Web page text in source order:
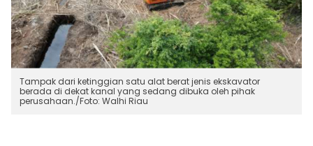
Tampak dari ketinggian satu alat berat jenis ekskavator
berada di dekat kanal yang sedang dibuka oleh pihak
perusahaan./Foto: Walhi Riau